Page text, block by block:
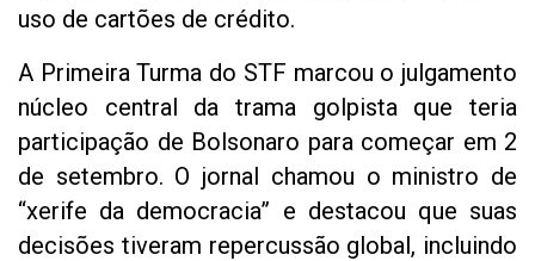
uso de cartões de crédito.
A Primeira Turma do STF marcou o julgamento
núcleo central da trama golpista que teria
participação de Bolsonaro para começar em 2
de setembro. O jornal chamou o ministro de
“xerife da democracia” e destacou que suas
decisões tiveram repercussão global, incluindo